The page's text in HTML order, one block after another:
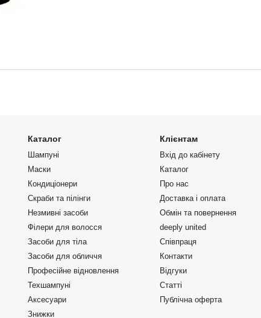
Каталог
Шампуні
Маски
Кондиціонери
Скраби та пілінги
Незмивні засоби
Філери для волосся
Засоби для тіла
Засоби для обличчя
Професійне відновлення
Техшампуні
Аксесуари
Знижки
Клієнтам
Вхід до кабінету
Каталог
Про нас
Доставка і оплата
Обмін та повернення
deeply united
Співпраця
Контакти
Відгуки
Статті
Публічна оферта